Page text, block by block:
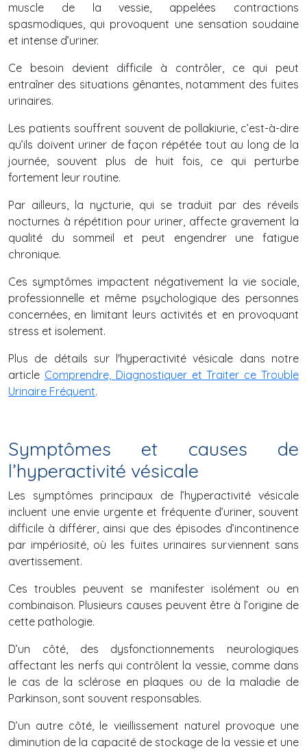
muscle de la vessie, appelées contractions
spasmodiques, qui provoquent une sensation soudaine
et intense d’uriner.
Ce besoin devient difficile à contrôler, ce qui peut
entraîner des situations gênantes, notamment des fuites
urinaires.
Les patients souffrent souvent de pollakiurie, c’est-à-dire
qu’ils doivent uriner de façon répétée tout au long de la
journée, souvent plus de huit fois, ce qui perturbe
fortement leur routine.
Par ailleurs, la nycturie, qui se traduit par des réveils
nocturnes à répétition pour uriner, affecte gravement la
qualité du sommeil et peut engendrer une fatigue
chronique.
Ces symptômes impactent négativement la vie sociale,
professionnelle et même psychologique des personnes
concernées, en limitant leurs activités et en provoquant
stress et isolement.
Plus de détails sur l'hyperactivité vésicale dans notre
article Comprendre, Diagnostiquer et Traiter ce Trouble
Urinaire Fréquent.
Symptômes et causes de
l’hyperactivité vésicale
Les symptômes principaux de l’hyperactivité vésicale
incluent une envie urgente et fréquente d’uriner, souvent
difficile à différer, ainsi que des épisodes d’incontinence
par impériosité, où les fuites urinaires surviennent sans
avertissement.
Ces troubles peuvent se manifester isolément ou en
combinaison. Plusieurs causes peuvent être à l’origine de
cette pathologie.
D’un côté, des dysfonctionnements neurologiques
affectant les nerfs qui contrôlent la vessie, comme dans
le cas de la sclérose en plaques ou de la maladie de
Parkinson, sont souvent responsables.
D’un autre côté, le vieillissement naturel provoque une
diminution de la capacité de stockage de la vessie et une